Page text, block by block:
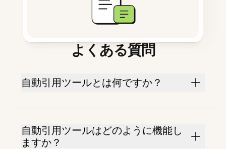
よくある質問
自動引用ツールとは何ですか？
自動引用ツールはどのように機能し
ますか？